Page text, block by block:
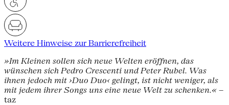
Weitere Hinweise zur Barrierefreiheit
»Im Kleinen sollen sich neue Welten eröffnen, das
wünschen sich Pedro Crescenti und Peter Rubel. Was
ihnen jedoch mit ›Duo Duo‹ gelingt, ist nicht weniger, als
mit jedem ihrer Songs uns eine neue Welt zu schenken.« –
taz